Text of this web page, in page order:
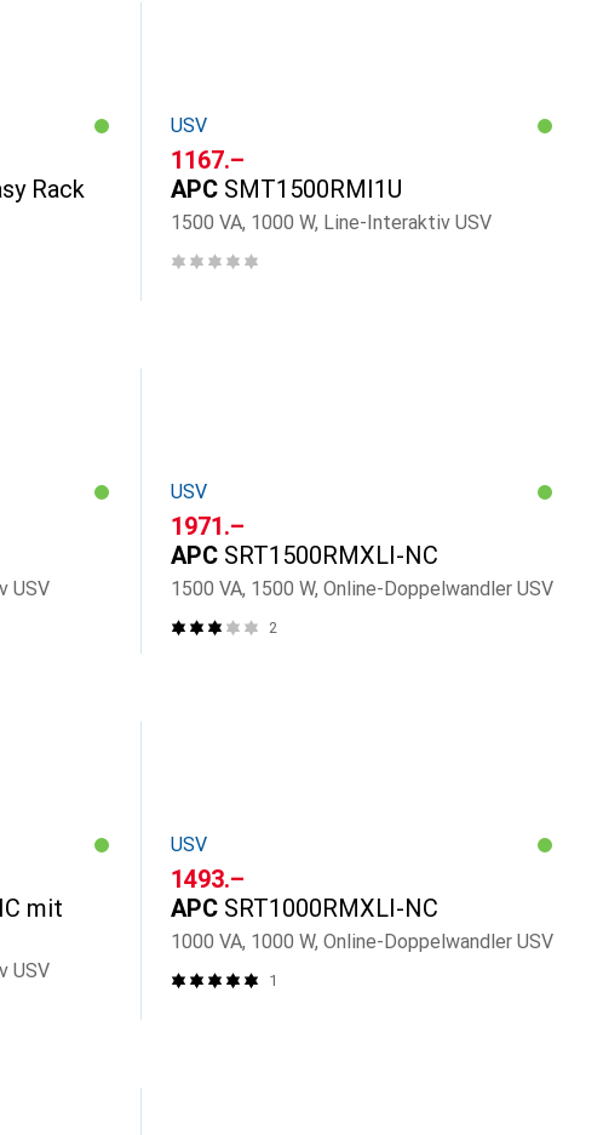
Rack
USV
CHF
1167.–
APC SMT1500RMI1U
1500 VA, 1000 W, Line-Interaktiv USV
USV
USV
CHF
1971.–
APC SRT1500RMXLI-NC
1500 VA, 1500 W, Online-Doppelwandler USV
2
mit
USV
USV
CHF
1493.–
APC SRT1000RMXLI-NC
1000 VA, 1000 W, Online-Doppelwandler USV
1